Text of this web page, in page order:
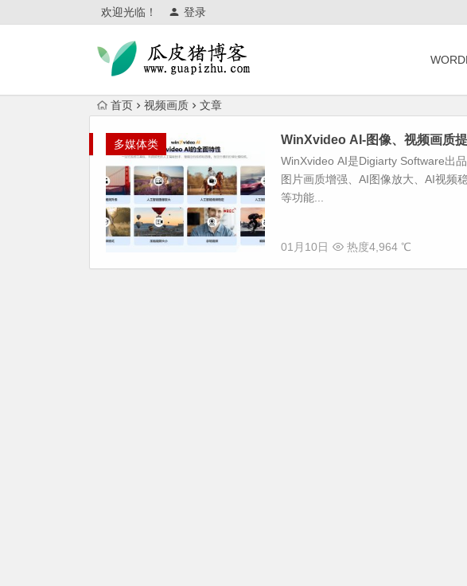
欢迎光临！ 登录
首页 视频画质 文章
多媒体类 WinXvideo AI-图像、视频画质
WinXvideo AI是Digiarty Software出
图片画质增强、AI图像放大、AI视频
等功能...
01月10日 热度4,964 ℃